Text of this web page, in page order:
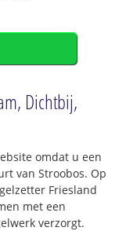
Dichtbij,
omdat u een
van Stroobos. Op
Friesland
met een
verzorgt.